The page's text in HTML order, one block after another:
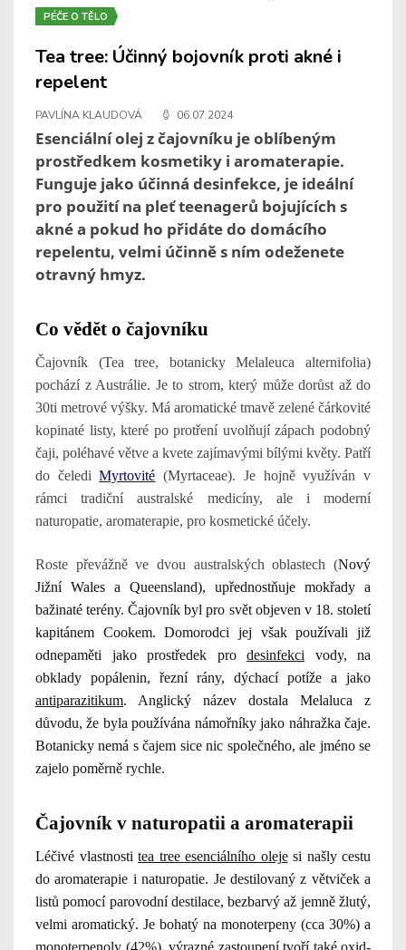
PÉČE O TĚLO
Tea tree: Účinný bojovník proti akné i
repelent
PAVLÍNA KLAUDOVÁ 06.07.2024
Esenciální olej z čajovníku je oblíbeným
prostředkem kosmetiky i aromaterapie.
Funguje jako účinná desinfekce, je ideální
pro použití na pleť teenagerů bojujících s
akné a pokud ho přidáte do domácího
repelentu, velmi účinně s ním odeženete
otravný hmyz.
Co vědět o čajovníku
Čajovník (Tea tree, botanickyMelaleuca alternifolia)
pochází z Austrálie. Je to strom, který může dorůst až do
30ti metrové výšky. Má aromatické tmavě zelené čárkovité
kopinaté listy, které po protření uvolňují zápach podobný
čaji, poléhavé větve a kvete zajímavými bílými květy. Patří
do čelediMyrtovité (Myrtaceae). Je hojně využíván v
rámci tradiční australské medicíny, ale i moderní
naturopatie, aromaterapie, pro kosmetické účely.
Roste převážně ve dvou australských oblastech (Nový
Jižní Wales a Queensland), upřednostňuje mokřady a
bažinaté terény. Čajovník byl pro svět objeven v 18. století
kapitánem Cookem. Domorodci jej však používali již
odnepaměti jako prostředek pro desinfekci vody, na
obklady popálenin, řezní rány, dýchací potíže a jako
antiparazitikum. Anglický název dostala Melaluca z
důvodu, že byla používána námořníky jako náhražka čaje.
Botanicky nemá s čajem sice nic společného, ale jméno se
zajelo poměrně rychle.
Čajovník v naturopatii a aromaterapii
Léčivé vlastnosti tea tree esenciálního olejesi našly cestu
do aromaterapie i naturopatie. Je destilovaný z větviček a
listů pomocí parovodní destilace, bezbarvý až jemně žlutý,
velmi aromatický. Je bohatý na monoterpeny (cca 30%) a